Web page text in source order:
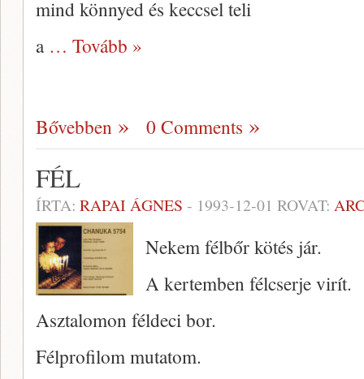
mind könnyed és keccsel teli
a … Tovább »
Bővebben 0 Comments
FÉL
ÍRTA: RAPAI ÁGNES - 1993-12-01 ROVAT:
Nekem félbőr kötés jár.
A kertemben félcserje virít.
Asztalomon féldeci bor.
Félprofilom mutatom.